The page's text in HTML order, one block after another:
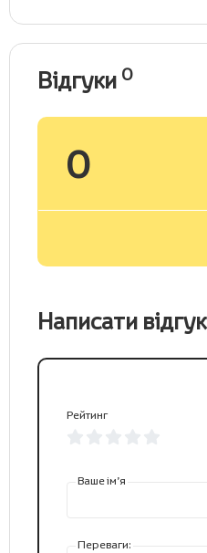
Відгуки 0
0
Написати відгук
Рейтинг
Ваше ім’я
Переваги: